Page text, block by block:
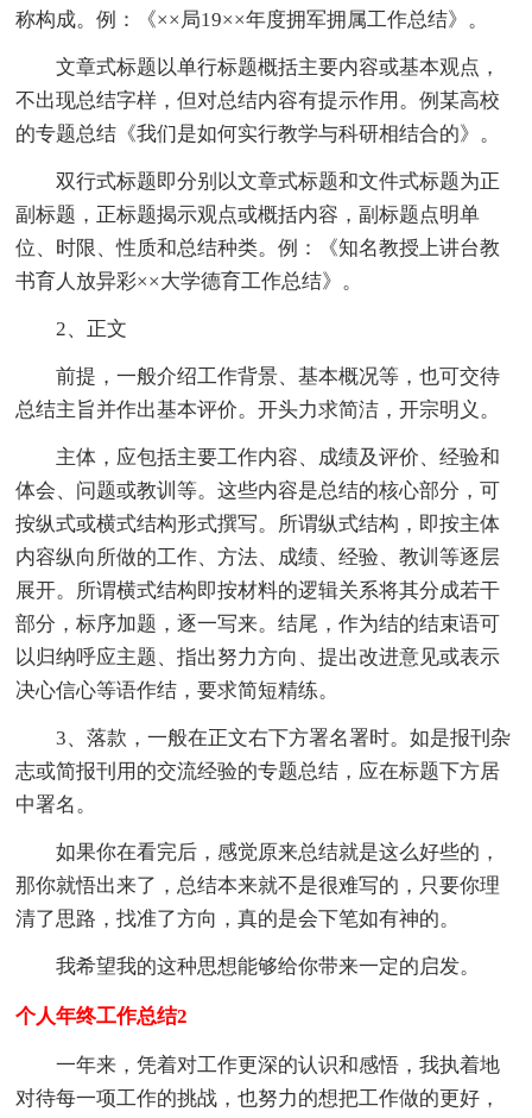
称构成。例：《××局19××年度拥军拥属工作总结》。
文章式标题以单行标题概括主要内容或基本观点，
不出现总结字样，但对总结内容有提示作用。例某高校
的专题总结《我们是如何实行教学与科研相结合的》。
双行式标题即分别以文章式标题和文件式标题为正
副标题，正标题揭示观点或概括内容，副标题点明单
位、时限、性质和总结种类。例：《知名教授上讲台教
书育人放异彩××大学德育工作总结》。
2、正文
前提，一般介绍工作背景、基本概况等，也可交待
总结主旨并作出基本评价。开头力求简洁，开宗明义。
主体，应包括主要工作内容、成绩及评价、经验和
体会、问题或教训等。这些内容是总结的核心部分，可
按纵式或横式结构形式撰写。所谓纵式结构，即按主体
内容纵向所做的工作、方法、成绩、经验、教训等逐层
展开。所谓横式结构即按材料的逻辑关系将其分成若干
部分，标序加题，逐一写来。结尾，作为结的结束语可
以归纳呼应主题、指出努力方向、提出改进意见或表示
决心信心等语作结，要求简短精练。
3、落款，一般在正文右下方署名署时。如是报刊杂
志或简报刊用的交流经验的专题总结，应在标题下方居
中署名。
如果你在看完后，感觉原来总结就是这么好些的，
那你就悟出来了，总结本来就不是很难写的，只要你理
清了思路，找准了方向，真的是会下笔如有神的。
我希望我的这种思想能够给你带来一定的启发。
个人年终工作总结2
一年来，凭着对工作更深的认识和感悟，我执着地
对待每一项工作的挑战，也努力的想把工作做的更好，